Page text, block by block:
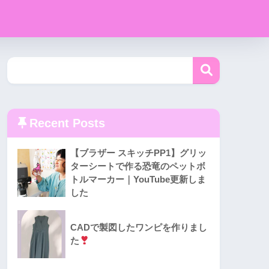
Recent Posts
【ブラザー スキッチPP1】グリッ
ターシートで作る恐竜のペットボ
トルマーカー｜YouTube更新しま
した
CADで製図したワンピを作りまし
た